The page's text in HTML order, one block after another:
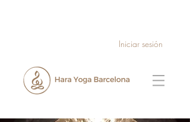
Iniciar sesión